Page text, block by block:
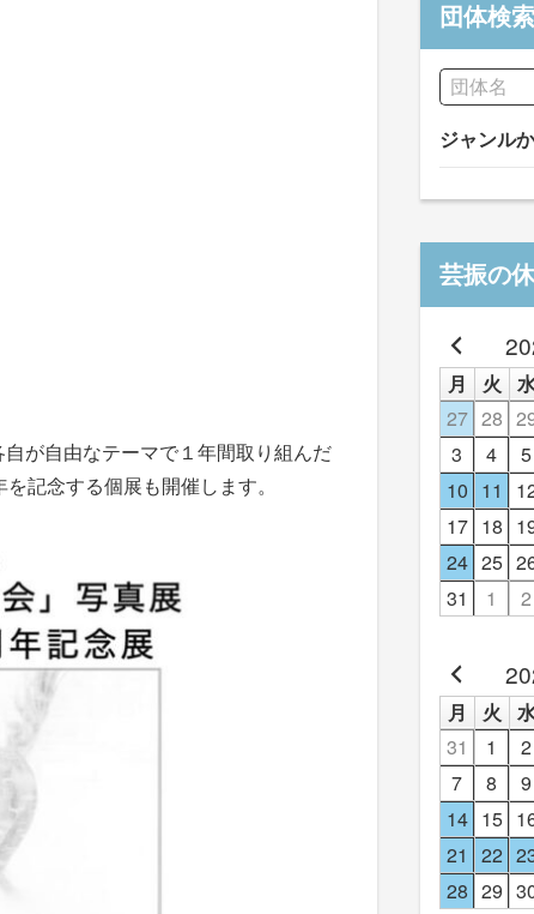
が自由なテーマで１年間取り組んだ
記念する個展も開催します。
団体検索
ジャンル
芸振の
月 火
27 28
3
4 5
10 11
17 18
24 25
31
1 2
月 火
31
1 2
7
8 9
14 15
21
22
28 29